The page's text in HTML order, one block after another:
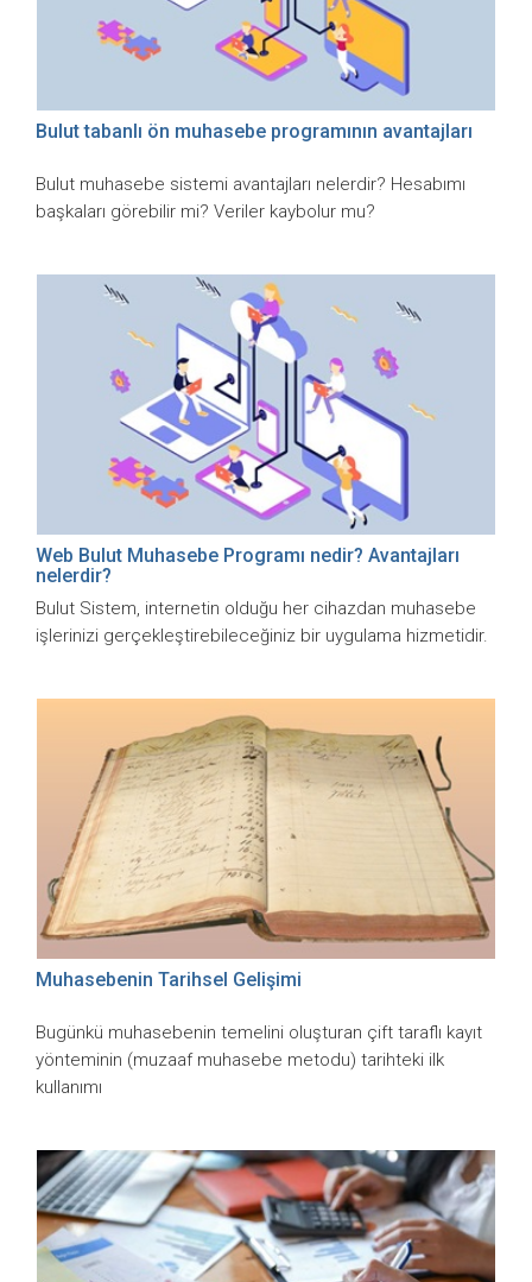
Bulut tabanlı ön muhasebe programının avantajları
Bulut muhasebe sistemi avantajları nelerdir? Hesabımı
başkaları görebilir mi? Veriler kaybolur mu?
Web Bulut Muhasebe Programı nedir? Avantajları
nelerdir?
Bulut Sistem, internetin olduğu her cihazdan muhasebe
işlerinizi gerçekleştirebileceğiniz bir uygulama hizmetidir.
Muhasebenin Tarihsel Gelişimi
Bugünkü muhasebenin temelini oluşturan çift taraflı kayıt
yönteminin (muzaaf muhasebe metodu) tarihteki ilk
kullanımı